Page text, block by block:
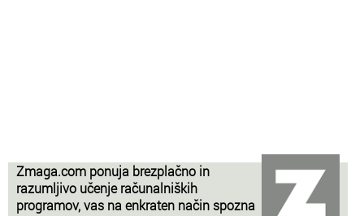
Zmaga.com ponuja brezplačno in
razumljivo učenje računalniških
programov, vas na enkraten način spozna